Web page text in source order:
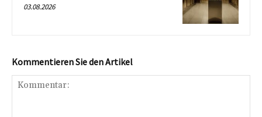
03.08.2026
Kommentieren Sie den Artikel